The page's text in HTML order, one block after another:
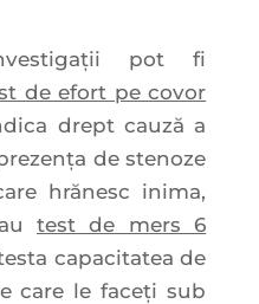
pot fi
de efort pe covor
drept cauză a
de stenoze
hrănesc inima,
test de mers 6
capacitatea de
care le faceți sub